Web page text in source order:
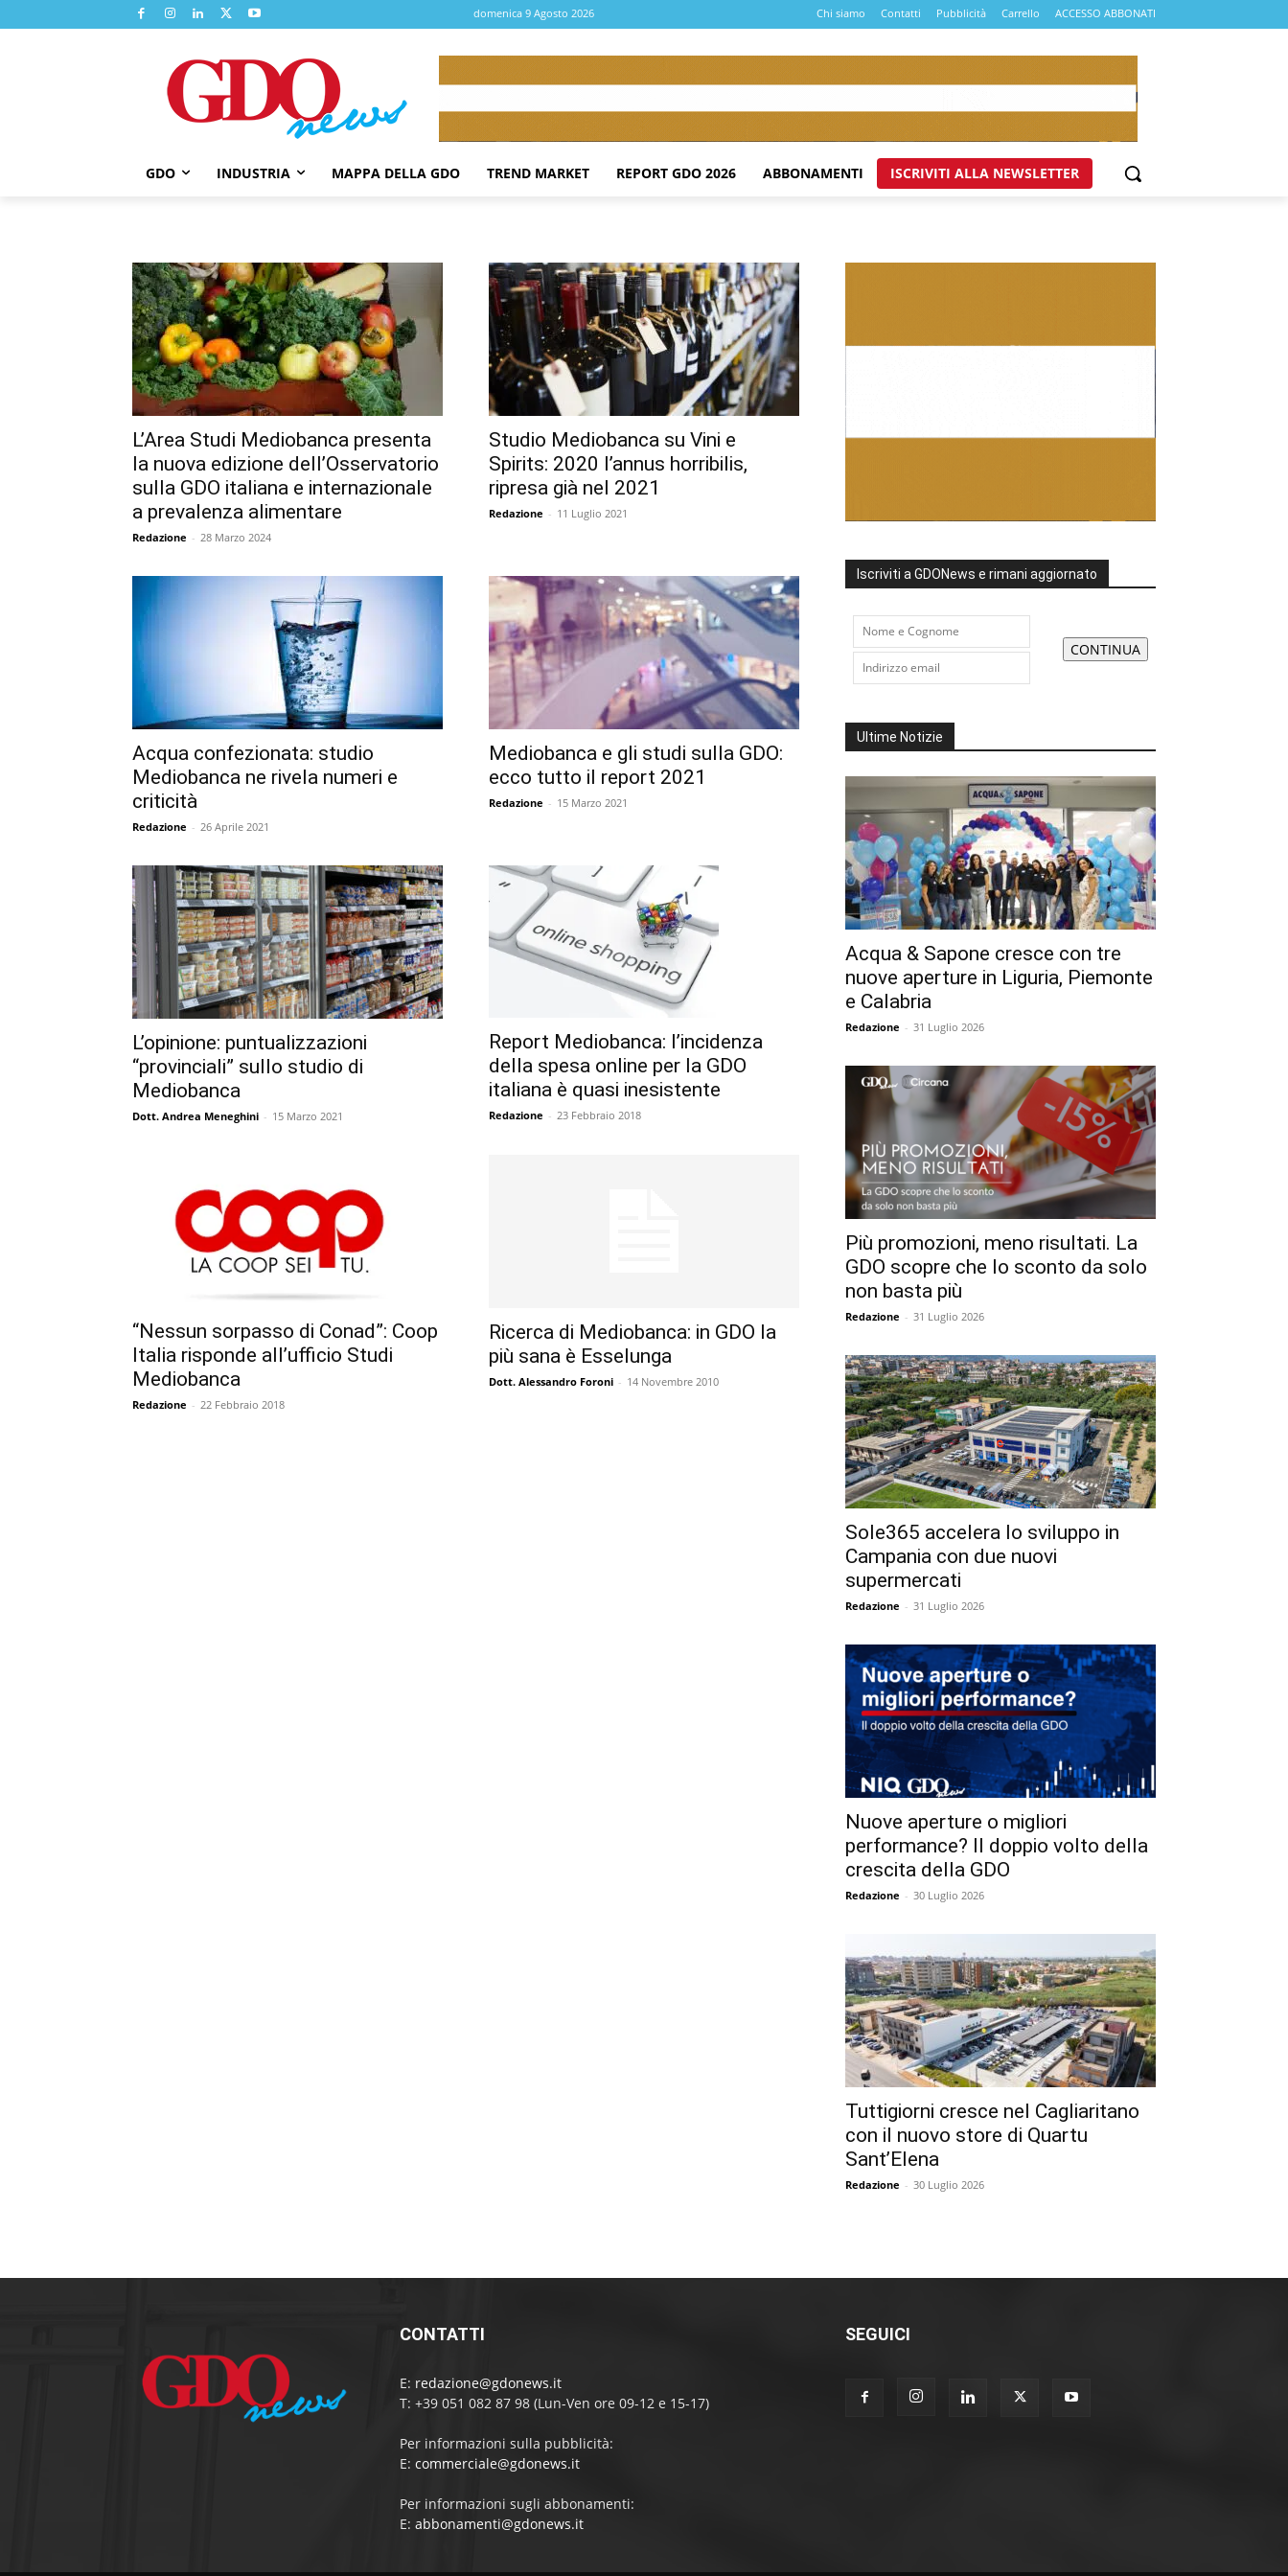
domenica 9 Agosto 2026 Chi siamo Contatti Pubblicità Carrello ACCESSO ABBONATI
GDO INDUSTRIA MAPPA DELLA GDO TREND MARKET REPORT GDO 2026 ABBONAMENTI ISCRIVITI ALLA NEWSLETTER
L’Area Studi Mediobanca presenta
la nuova edizione dell’Osservatorio
sulla GDO italiana e internazionale
a prevalenza alimentare
Redazione - 28 Marzo 2024
Studio Mediobanca su Vini e
Spirits: 2020 l’annus horribilis,
ripresa già nel 2021
Redazione - 11 Luglio 2021
Acqua confezionata: studio
Mediobanca ne rivela numeri e
criticità
Redazione - 26 Aprile 2021
Mediobanca e gli studi sulla GDO:
ecco tutto il report 2021
Redazione - 15 Marzo 2021
L’opinione: puntualizzazioni
“provinciali” sullo studio di
Mediobanca
Dott. Andrea Meneghini - 15 Marzo 2021
Report Mediobanca: l’incidenza
della spesa online per la GDO
italiana è quasi inesistente
Redazione - 23 Febbraio 2018
“Nessun sorpasso di Conad”: Coop
Italia risponde all’ufficio Studi
Mediobanca
Redazione - 22 Febbraio 2018
Ricerca di Mediobanca: in GDO la
più sana è Esselunga
Dott. Alessandro Foroni - 14 Novembre 2010
Iscriviti a GDONews e rimani aggiornato
Ultime Notizie
Acqua & Sapone cresce con tre
nuove aperture in Liguria, Piemonte
e Calabria
Redazione - 31 Luglio 2026
Più promozioni, meno risultati. La
GDO scopre che lo sconto da solo
non basta più
Redazione - 31 Luglio 2026
Sole365 accelera lo sviluppo in
Campania con due nuovi
supermercati
Redazione - 31 Luglio 2026
Nuove aperture o migliori
performance? Il doppio volto della
crescita della GDO
Redazione - 30 Luglio 2026
Tuttigiorni cresce nel Cagliaritano
con il nuovo store di Quartu
Sant’Elena
Redazione - 30 Luglio 2026
CONTATTI
E: redazione@gdonews.it
T: +39 051 082 87 98 (Lun-Ven ore 09-12 e 15-17)
Per informazioni sulla pubblicità:
E: commerciale@gdonews.it
Per informazioni sugli abbonamenti:
E: abbonamenti@gdonews.it
SEGUICI